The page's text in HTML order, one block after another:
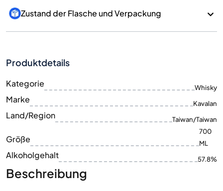
Zustand der Flasche und Verpackung
Produktdetails
Kategorie Whisky
Marke Kavalan
Land/Region Taiwan/Taiwan
Größe
700
ML
Alkoholgehalt 57.8%
Beschreibung